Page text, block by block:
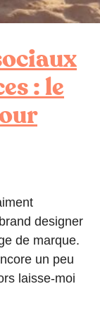
: le
designer
de marque.
un peu
laisse-moi